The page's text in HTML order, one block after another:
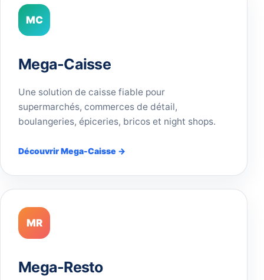
MC
Mega-Caisse
Une solution de caisse fiable pour
supermarchés, commerces de détail,
boulangeries, épiceries, bricos et night shops.
Découvrir Mega-Caisse →
MR
Mega-Resto